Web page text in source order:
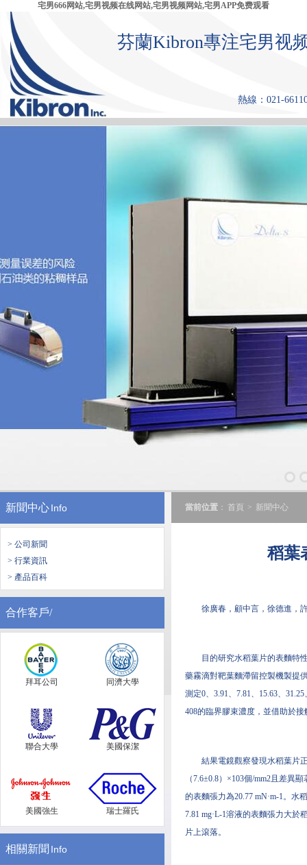
宅男666网站,宅男视频在线网站,宅男视频网站,宅男APP免费观看
芬蘭Kibron專注宅男视
熱線：021-
首 頁 產品中心 張力儀 宅
新聞中心Info
> 公司新聞
> 行業資訊
> 產品百科
合作客戶/
拜耳公司 同濟大學
聯合大學 美國保潔
美國強生 瑞士羅氏
相關新聞 Info
當前位置 ： 首頁 > 新聞中心
稻葉
徐廣春，顧中言，徐德進，
目的研究水稻葉片的表麵特
藥霧滴對靶葉麵滯留控製機製提
測定0、3.91、7.81、15.63、
408的臨界膠束濃度，並借助於
結果電鏡觀察發現水稻葉片
（7.6±0.8）×103個/mm2且差異
的表麵張力為20.77 mN·m-1。水
7.81 mg·L-1溶液的表麵張力大
片上滾落。